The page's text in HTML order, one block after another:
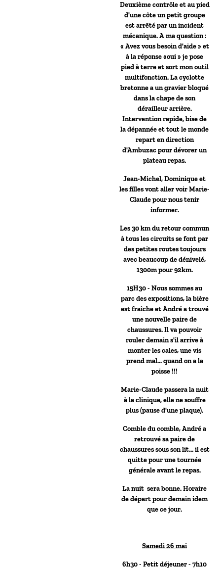
Deuxième contrôle et au pied
d'une côte un petit groupe
est arrêté par un incident
mécanique. A ma question :
« Avez vous besoin d'aide » et
à la réponse «oui » je pose
pied à terre et sort mon outil
multifonction. La cyclotte
bretonne a un gravier bloqué
dans la chape de son
dérailleur arrière.
Intervention rapide, bise de
la dépannée et tout le monde
repart en direction
d'Ambuzac pour dévorer un
plateau repas.
Jean-Michel, Dominique et
les filles vont aller voir Marie-
Claude pour nous tenir
informer.
Les 30 km du retour commun
à tous les circuits se font par
des petites routes toujours
avec beaucoup de dénivelé,
1300m pour 92km.
15H30 - Nous sommes au
parc des expositions, la bière
est fraîche et André a trouvé
une nouvelle paire de
chaussures. Il va pouvoir
rouler demain s'il arrive à
monter les cales, une vis
prend mal… quand on a la
poisse !!!
Marie-Claude passera la nuit
à la clinique, elle ne souffre
plus (pause d'une plaque).
Comble du comble, André a
retrouvé sa paire de
chaussures sous son lit… il est
quitte pour une tournée
générale avant le repas.
La nuit sera bonne. Horaire
de départ pour demain idem
que ce jour.
Samedi 26 mai
6h30 - Petit déjeuner - 7h10